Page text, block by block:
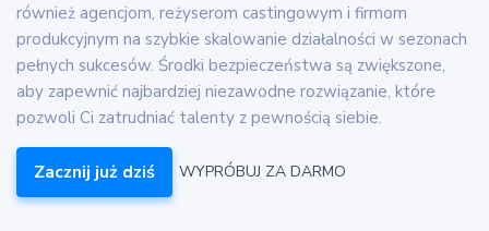
również agencjom, reżyserom castingowym i firmom
produkcyjnym na szybkie skalowanie działalności w sezonach
pełnych sukcesów. Środki bezpieczeństwa są zwiększone,
aby zapewnić najbardziej niezawodne rozwiązanie, które
pozwoli Ci zatrudniać talenty z pewnością siebie.
Zacznij już dziś WYPRÓBUJ ZA DARMO